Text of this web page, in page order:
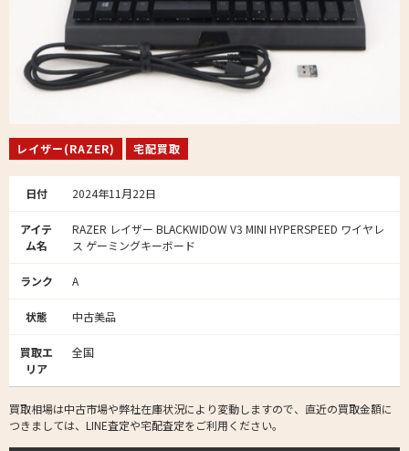
レイザー(RAZER) 宅配買取
日付 2024年11月22日
アイテ
ム名
RAZER レイザー BLACKWIDOW V3 MINI HYPERSPEED ワイヤレ
ス ゲーミングキーボード
ランク A
状態 中古美品
買取エ
リア
全国
買取相場は中古市場や弊社在庫状況により変動しますので、直近の買取金額に
つきましては、LINE査定や宅配査定をご利用ください。